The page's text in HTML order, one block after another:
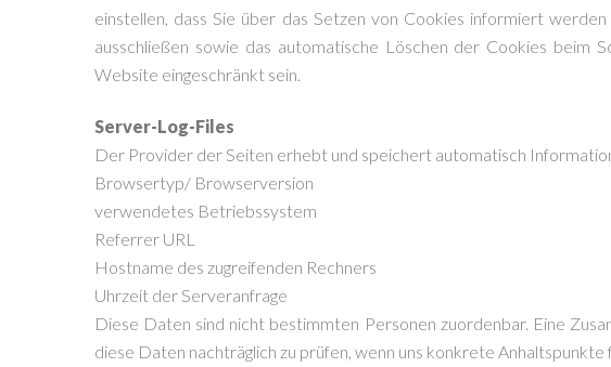
einstellen, dass Sie über das Setzen von Cookies informiert
ausschließen sowie das automatische Löschen der Cookies
Website eingeschränkt sein.
Server-Log-Files
Der Provider der Seiten erhebt und speichert automatisch
Browsertyp/ Browserversion
verwendetes Betriebssystem
Referrer URL
Hostname des zugreifenden Rechners
Uhrzeit der Serveranfrage
Diese Daten sind nicht bestimmten Personen zuordenbar. Eine
diese Daten nachträglich zu prüfen, wenn uns konkrete